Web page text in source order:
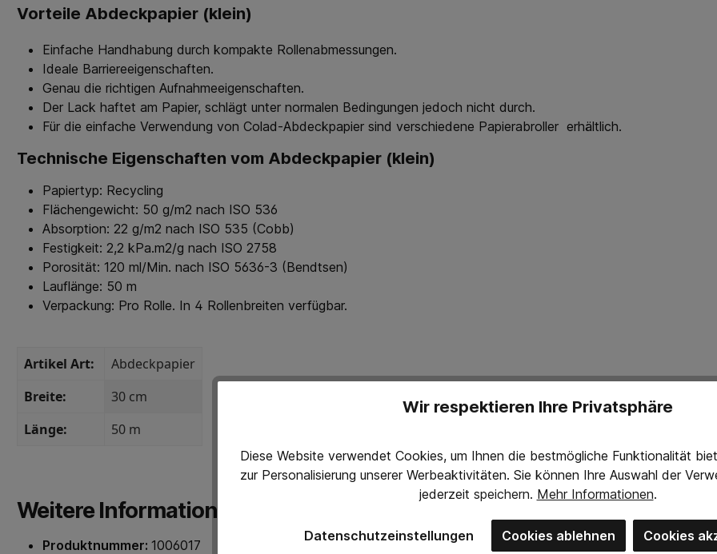
Vorteile Abdeckpapier (klein)
Einfache Handhabung durch kompakte Rollenabmessungen.
Ideale Barriereeigenschaften.
Genau die richtigen Aufnahmeeigenschaften.
Der Lack haftet am Papier, schlägt unter normalen Bedingungen jedoch nicht durch.
Für die einfache Verwendung von Colad-Abdeckpapier sind verschiedene Papierabroller erhältlich.
Technische Eigenschaften vom Abdeckpapier (klein)
Papiertyp: Recycling
Flächengewicht: 50 g/m2 nach ISO 536
Absorption: 22 g/m2 nach ISO 535 (Cobb)
Festigkeit: 2,2 kPa.m2/g nach ISO 2758
Porosität: 120 ml/Min. nach ISO 5636-3 (Bendtsen)
Lauflänge: 50 m
Verpackung: Pro Rolle. In 4 Rollenbreiten verfügbar.
Artikel Art:
Abdeckpapier
Breite:
30 cm
Länge:
50 m
Weitere Informationen
Produktnummer: 1006017
Wir respektieren Ihre Privatsphäre
Diese Website verwendet Cookies, um Ihnen die bestmögliche Funktionalität
zur Personalisierung unserer Werbeaktivitäten. Sie können Ihre Auswahl der
jederzeit speichern. Mehr Informationen.
Datenschutzeinstellungen Cookies ablehnen Cookies